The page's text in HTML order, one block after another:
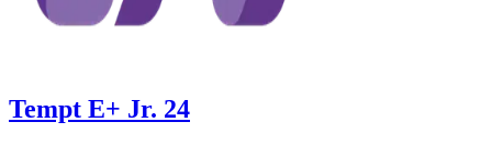
Tempt E+ Jr. 24